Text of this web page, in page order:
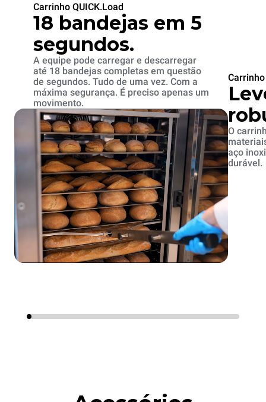
Carrinho QUICK.Load
18 bandejas em 5
segundos.
A equipe pode carregar e descarregar
até 18 bandejas completas em questão
de segundos. Tudo de uma vez. Com a
máxima segurança. É preciso apenas um
movimento.
Carrinho
O
aço
durável.